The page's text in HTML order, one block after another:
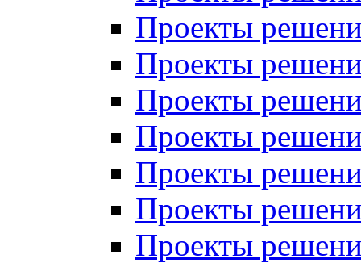
Проекты
Проекты
Проекты
Проекты
Проекты
Проекты
Проекты